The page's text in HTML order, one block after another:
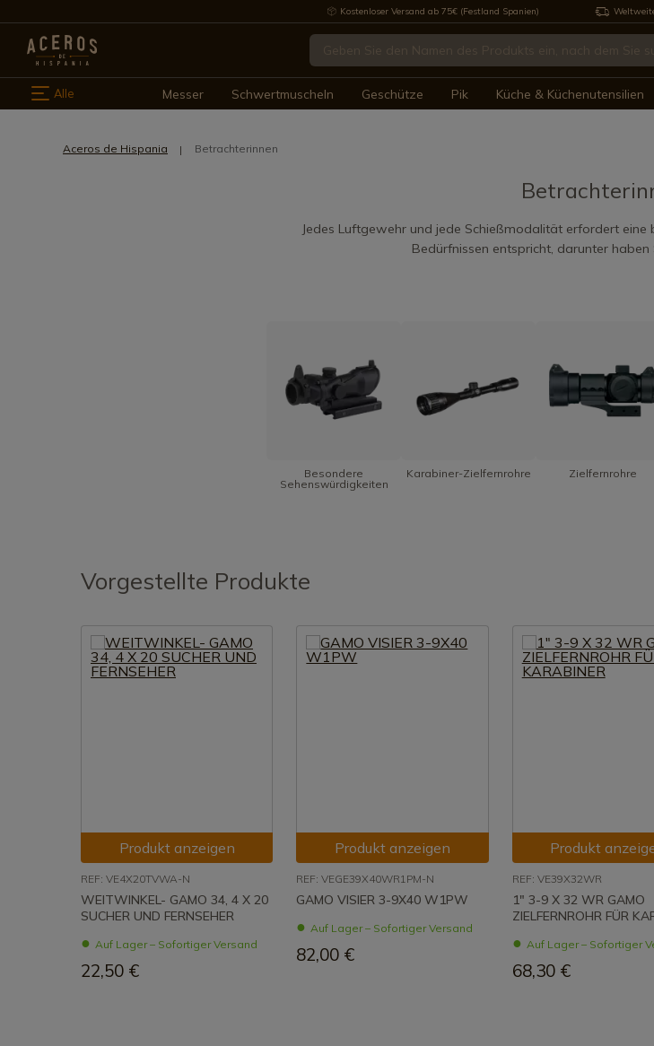
Kostenloser Versand ab 75€ (Festland Spanien)
Alle Messer Schwertmuscheln Geschütze Pik Küche & Küchenutensilien
Aceros de Hispania Betrachterinnen
Jedes Luftgewehr und jede Schießmodalität erfordert
Bedürfnissen entspricht, darunter
Besondere
Sehenswürdigkeiten
Karabiner-Zielfernrohre Zielfernrohre
Vorgestellte Produkte
Produkt anzeigen
REF: VE4X20TVWA-N
WEITWINKEL- GAMO 34, 4 X 20
SUCHER UND FERNSEHER
Auf Lager – Sofortiger Versand
22,50 €
Produkt anzeigen
REF: VEGE39X40WR1PM-N
GAMO VISIER 3-9X40 W1PW
Auf Lager – Sofortiger Versand
82,00 €
Produkt
REF: VE39X32WR
1" 3-9 X 32 WR GAMO
ZIELFERNROHR FÜR
Auf Lager – Sofortiger
68,30 €